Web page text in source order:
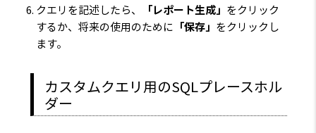
クエリを記述したら、 「レポート生成」 をクリック
するか、将来の使用のために 「保存」 をクリックし
ます。
カスタムクエリ用のSQLプレースホル
ダー